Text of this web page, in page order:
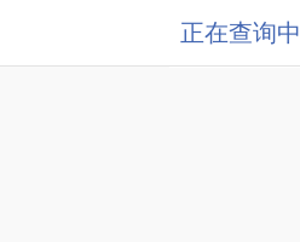
正在查询中